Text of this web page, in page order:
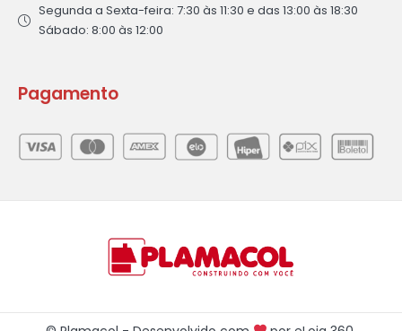
Segunda a Sexta-feira: 7:30 às 11:30 e das 13:00 às 18:30
Sábado: 8:00 às 12:00
Pagamento